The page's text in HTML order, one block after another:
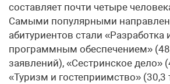
составляет почти четыре
Самыми популярными
абитуриентов стали «Разработка
программным обеспечением»
заявлений), «Сестринское дело»
«Туризм и гостеприимство» (30,3